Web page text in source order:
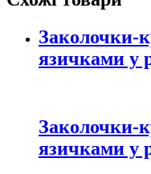
Заколочки-
язичками у
Заколочки-
язичками у